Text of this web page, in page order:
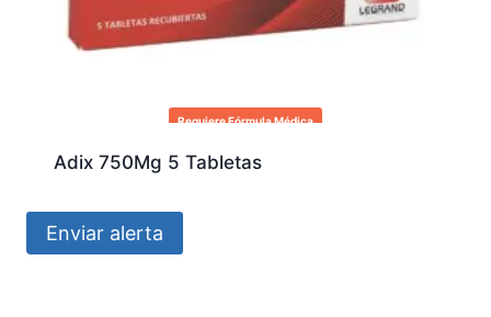
Requiere Fórmula Médica
Adix 750Mg 5 Tabletas
Enviar alerta